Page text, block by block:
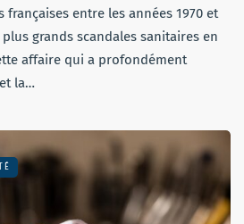
françaises entre les années 1970 et
grands scandales sanitaires en
affaire qui a profondément
la…